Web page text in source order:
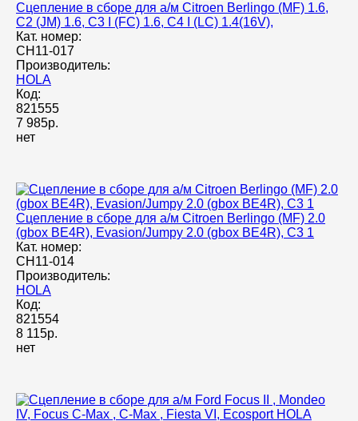
Сцепление в сборе для а/м Citroen Berlingo (MF) 1.6,
C2 (JM) 1.6, C3 I (FC) 1.6, C4 I (LC) 1.4(16V),
Кат. номер:
CH11-017
Производитель:
HOLA
Код:
821555
7 985р.
нет
Сцепление в сборе для а/м Citroen Berlingo (MF) 2.0
(gbox BE4R), Evasion/Jumpy 2.0 (gbox BE4R), C3 1
Кат. номер:
CH11-014
Производитель:
HOLA
Код:
821554
8 115р.
нет